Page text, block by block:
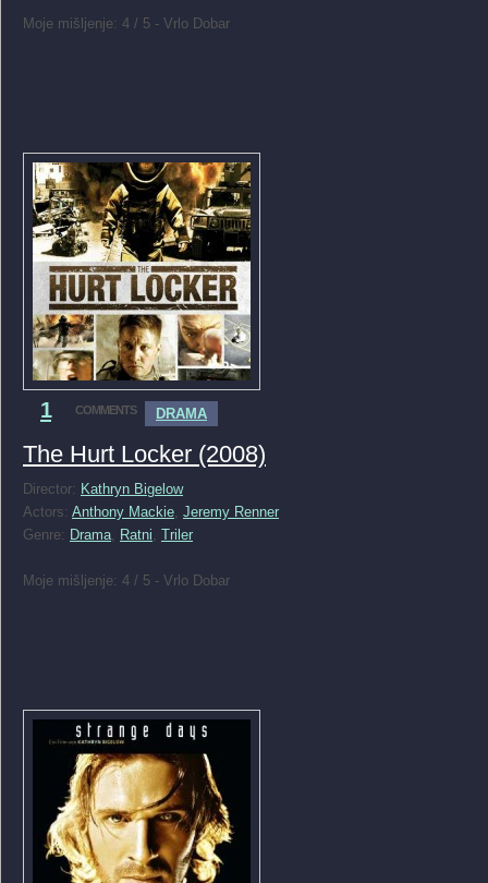
Moje mišljenje: 4 / 5 - Vrlo Dobar
1 COMMENTS DRAMA
The Hurt Locker (2008)
Director: Kathryn Bigelow
Actors: Anthony Mackie Jeremy Renner
Genre: Drama Ratni Triler
Moje mišljenje: 4 / 5 - Vrlo Dobar